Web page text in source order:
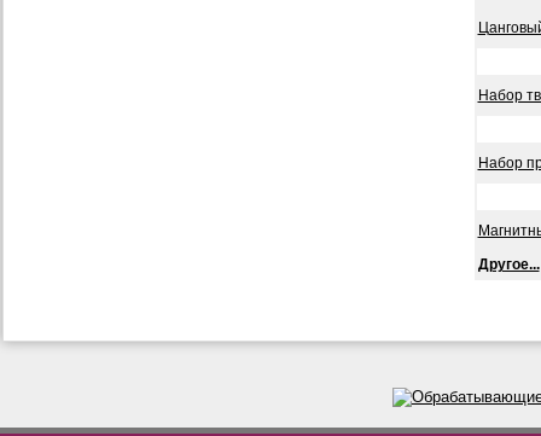
Набор
Набор
Другое...